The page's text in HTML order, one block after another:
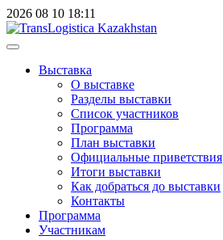
2026 08 10 18:11
Выставка
О выставке
Разделы выставки
Список участников
Программа
План выставки
Официальные приветствия
Итоги выставки
Как добраться до выставки
Контакты
Программа
Участникам